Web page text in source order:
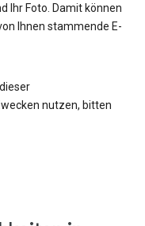
Ihr Foto. Damit können
Ihnen stammende E-
nutzen, bitten